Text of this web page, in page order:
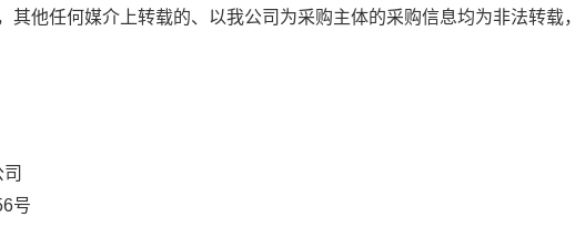
其他任何媒介上转载的、以我公司为采购主体的采购信息均为非法转载
号